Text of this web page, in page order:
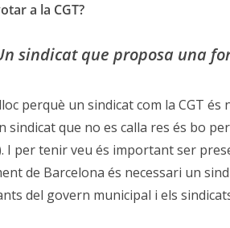
a la CGT?
sindicat que proposa una
perquè un sindicat com la CGT és
sindicat que no es calla res és bo
I per tenir veu és important ser
de Barcelona és necessari un
del govern municipal i els